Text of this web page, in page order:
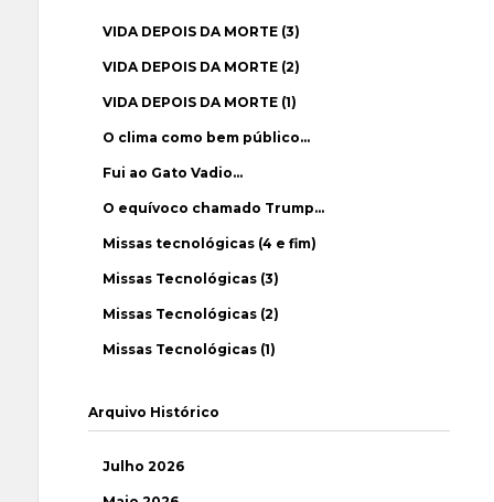
VIDA DEPOIS DA MORTE (3)
VIDA DEPOIS DA MORTE (2)
VIDA DEPOIS DA MORTE (1)
O clima como bem público…
Fui ao Gato Vadio…
O equívoco chamado Trump…
Missas tecnológicas (4 e fim)
Missas Tecnológicas (3)
Missas Tecnológicas (2)
Missas Tecnológicas (1)
Arquivo Histórico
Julho 2026